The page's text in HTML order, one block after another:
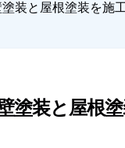
装と屋根塗装を施
塗装と屋根